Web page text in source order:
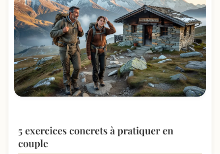
5 exercices concrets à pratiquer en
couple